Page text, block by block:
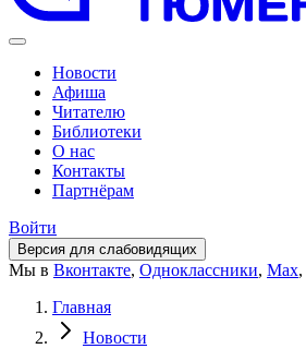
Новости
Афиша
Читателю
Библиотеки
О нас
Контакты
Партнёрам
Войти
Версия для слабовидящих
Мы в Вконтакте, Одноклассники, Max,
Главная
Новости